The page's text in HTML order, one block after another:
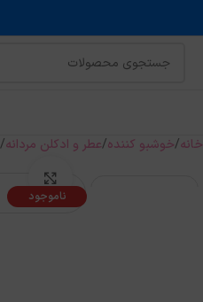
خانه خوشبو کننده عطر و ادکلن مردانه
ناموجود